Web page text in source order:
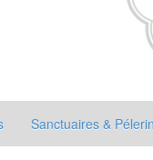
Sanctuaires &